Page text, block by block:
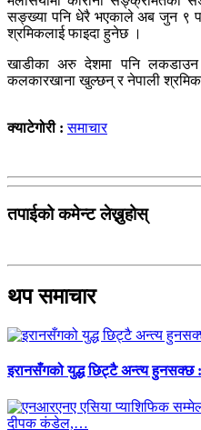
सङ्ख्या पनि धेरै भएकाले अब जुन ९
श्रमिकलाई फाइदा हुनेछ ।
खाडीका अरु देशमा पनि लकडाउन
कलकारखाना खुल्छन् र नेपाली
क्याटेगोरी :समाचार
तपाईको कमेन्ट लेख्नुहोस्
थप समाचार
इरानसँगको युद्ध छिट्टै अन्त्य हुनसक्छ